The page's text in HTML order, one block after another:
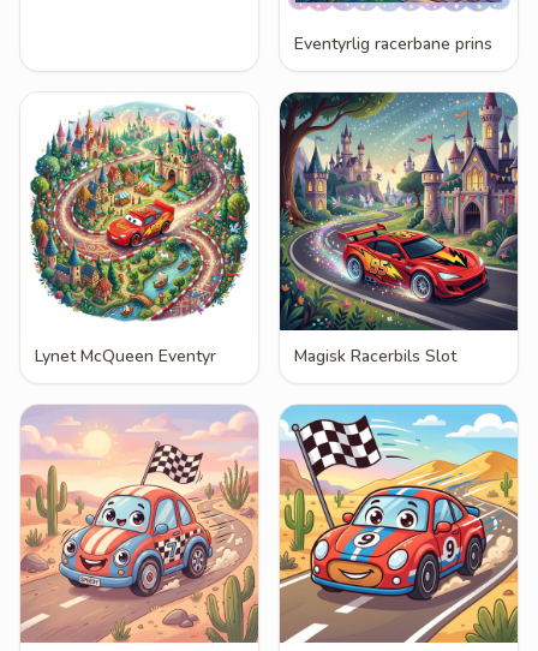
Eventyrlig racerbane prins
Lynet McQueen Eventyr Magisk Racerbils Slot